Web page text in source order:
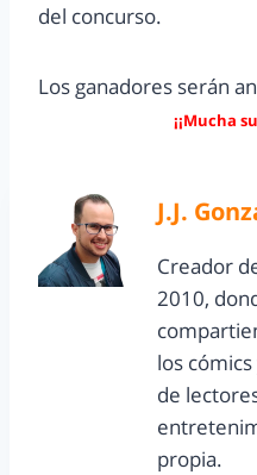
del concurso.
Los ganadores serán
¡¡Mucha
J.J.
Creador
2010,
los
de
propia.